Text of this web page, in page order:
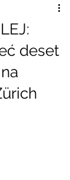
deset